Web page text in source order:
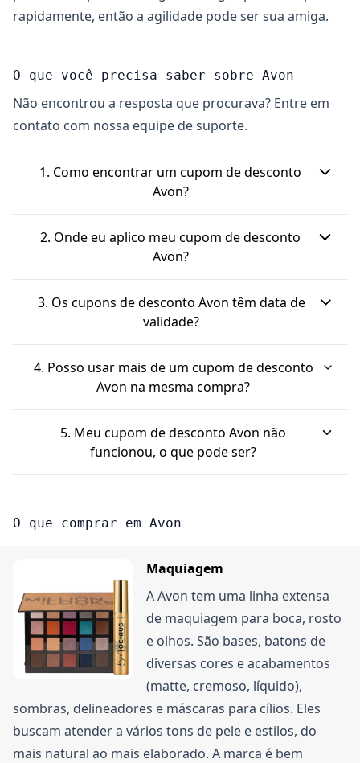
rapidamente, então a agilidade pode ser sua amiga.
O que você precisa saber sobre Avon
Não encontrou a resposta que procurava? Entre em
contato com nossa equipe de suporte.
1. Como encontrar um cupom de desconto
Avon?
Você pode encontrar cupons de desconto Avon
em sites parceiros de cupons e cashback. É
sempre bom também verificar o site oficial da
Avon, se cadastrar na newsletter para receber
ofertas por e-mail, e ficar de olho em datas
especiais de promoções.
2. Onde eu aplico meu cupom de desconto
Avon?
Depois de escolher seus produtos na Avon, vá
para o carrinho de compras. Lá, você encontrará
um campo específico para colar o código do
cupom. É só inserir o código e aplicar para que o
desconto seja calculado no total da sua compra.
3. Os cupons de desconto Avon têm data de
validade?
Sim, os cupons da Avon geralmente têm um prazo
de validade. É importante sempre verificar as
condições de cada oferta para saber até quando o
cupom pode ser usado. Alguns podem expirar
antes ou ter limite de uso.
4. Posso usar mais de um cupom de desconto
Avon na mesma compra?
Geralmente, a possibilidade de combinar cupons
ou promoções depende das regras de cada
oferta. Algumas promoções da Avon podem ser
condições para ter certeza.
5. Meu cupom de desconto Avon não
funcionou, o que pode ser?
Ele pode ter expirado. Veja também se há um
produtos que você escolheu ou se é de uso único.
O que comprar em Avon
Maquiagem
A Avon tem uma linha extensa
de maquiagem para boca, rosto
e olhos. São bases, batons de
diversas cores e acabamentos
(matte, cremoso, líquido),
sombras, delineadores e máscaras para cílios. Eles
buscam atender a vários tons de pele e estilos, do
mais natural ao mais elaborado. A marca é bem